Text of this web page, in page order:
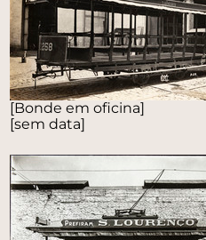
[Bonde em oficina]
[sem data]